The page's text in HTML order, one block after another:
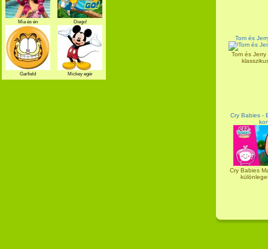
Tom és
Tom és
Cry Babies -
Cry Babies
Mia és én Diego!
Garfield Mickey egér